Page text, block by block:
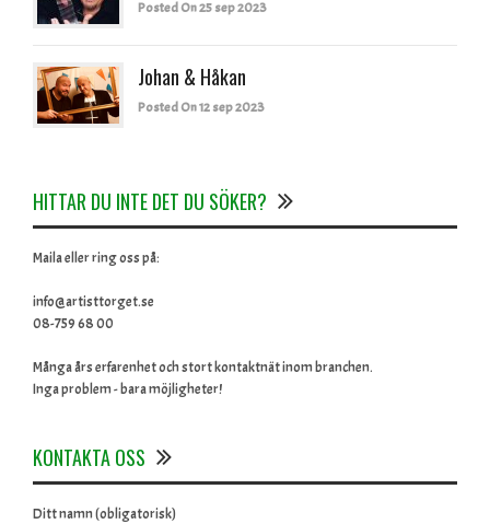
Posted On 25 sep 2023
Johan & Håkan
Posted On 12 sep 2023
HITTAR DU INTE DET DU SÖKER?
Maila eller ring oss på:
info@artisttorget.se
08-759 68 00
Många års erfarenhet och stort kontaktnät inom branchen.
Inga problem - bara möjligheter!
KONTAKTA OSS
Ditt namn (obligatorisk)